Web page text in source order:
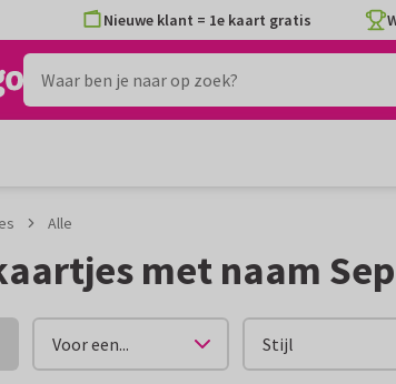
Nieuwe klant = 1e kaart gratis
Alle
met naam Sep
Voor een... Stijl